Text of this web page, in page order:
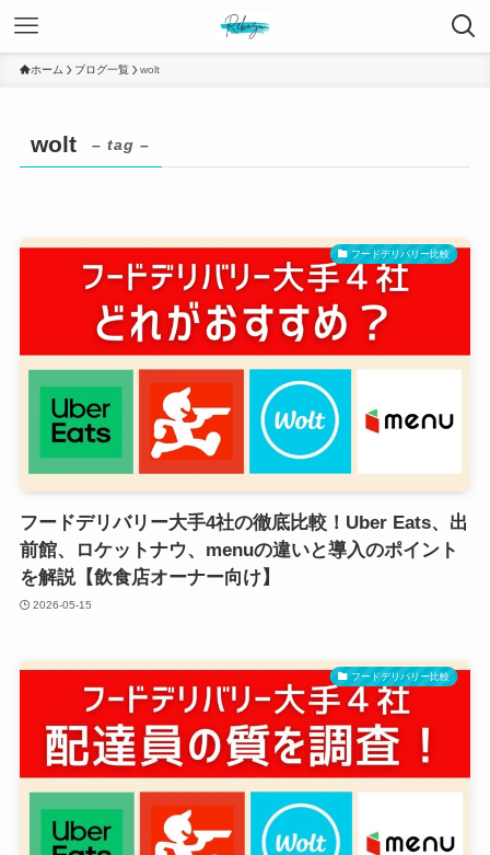
ホーム ブログ一覧 wolt
wolt – tag –
フードデリバリー比較
フードデリバリー大手4社の徹底比較！Uber Eats、出
前館、ロケットナウ、menuの違いと導入のポイント
を解説【飲食店オーナー向け】
2026-05-15
フードデリバリー比較